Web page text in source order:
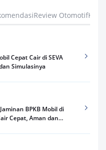
Review Otomotif
Cepat Cair di SEVA
Simulasinya
BPKB Mobil di
Cepat, Aman dan